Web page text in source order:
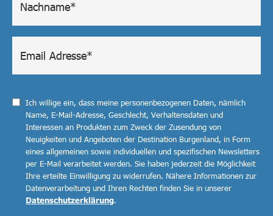
Ich willige ein, dass meine personenbezogenen Daten, nämlich
Name, E-Mail-Adresse, Geschlecht, Verhaltensdaten und
Interessen an Produkten zum Zweck der Zusendung von
Neuigkeiten und Angeboten der Destination Burgenland, in Form
eines allgemeinen sowie individuellen und spezifischen Newsletters
per E-Mail verarbeitet werden. Sie haben jederzeit die Möglichkeit
Ihre erteilte Einwilligung zu widerrufen. Nähere Informationen zur
Datenverarbeitung und Ihren Rechten finden Sie in unserer
Datenschutzerklärung.